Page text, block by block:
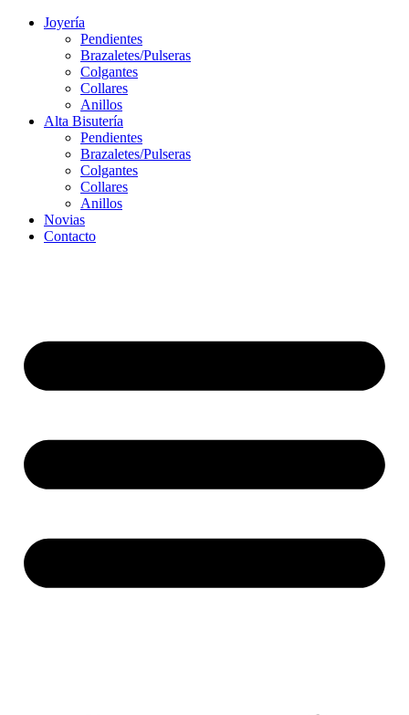
Joyería
Pendientes
Brazaletes/Pulseras
Colgantes
Collares
Anillos
Alta Bisutería
Pendientes
Brazaletes/Pulseras
Colgantes
Collares
Anillos
Novias
Contacto